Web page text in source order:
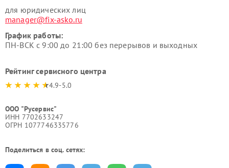
для юридических лиц
manager@fix-asko.ru
График работы:
ПН-ВСК с 9:00 до 21:00 без перерывов и выходных
Рейтинг сервисного центра
4.9-5.0
ООО "Русервис"
ИНН 7702633247
ОГРН 1077746335776
Поделиться в соц. сетях: